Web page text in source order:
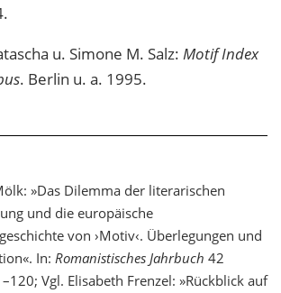
u. Simone M. Salz: Motif Index
. Berlin u. a. 1995.
»Das Dilemma der literarischen
und die europäische
von ›Motiv‹. Überlegungen und
In: Romanistisches Jahrbuch 42
Vgl. Elisabeth Frenzel: »Rückblick auf